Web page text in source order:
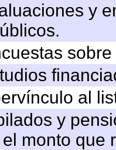
y
al
y
monto que